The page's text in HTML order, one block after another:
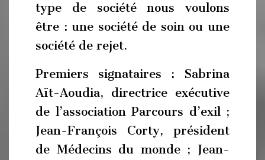
type de société nous voulons
être : une société de soin ou une
société de rejet.
Premiers signataires : Sabrina
Aït-Aoudia, directrice exécutive
de l’association Parcours d’exil ;
Jean-François Corty, président
de Médecins du monde ; Jean-